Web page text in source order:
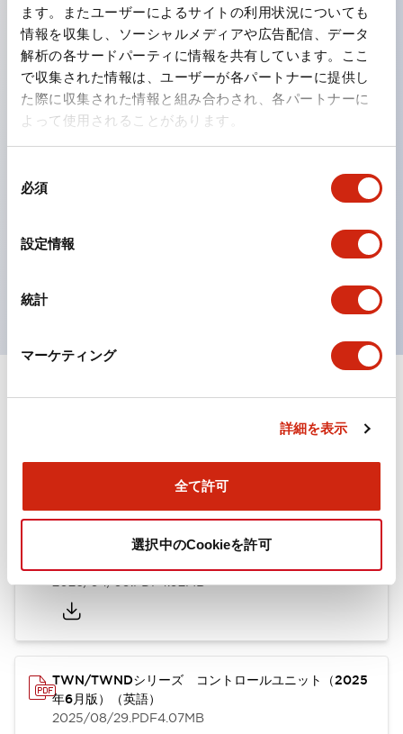
ます。またユーザーによるサイトの利用状況についても
情報を収集し、ソーシャルメディアや広告配信、データ
解析の各サードパーティに情報を共有しています。ここ
で収集された情報は、ユーザーが各パートナーに提供し
た際に収集された情報と組み合わされ、各パートナーに
よって使用されることがあります。
必須
設定情報
統計
マーケティング
詳細を表示
全て許可
選択中のCookieを許可
どに適した亜鉛ダイカストタイプ
フィンガープロテクション構造、ねじアップ端子構造、
保護構造IP20に対応したHW-U形コンタクトブロック
を搭載。
高電圧タイプのLED球が搭載可能になり、ダイレクト
タイプの定格使用電圧が最大240Vまで対応可能になり
ました。
ひとつで6色の役をこなすLED球（LSRD球）。これま
で色ごとに分かれていたLED球を、1色のLED球で各色
UL、CSA、TÜV、CCC認証品。
TWN/TWNDシリーズ コントロールユニット（2025
2026/04/09.PDF4.92MB
TWN/TWNDシリーズ コントロールユニット（2025
年6月版）（英語）
2025/08/29.PDF4.07MB